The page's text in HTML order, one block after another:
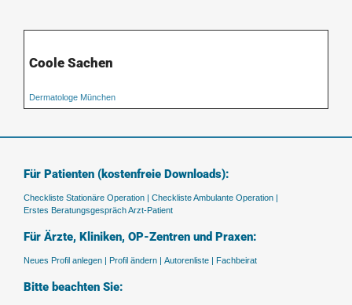
Coole Sachen
Dermatologe München
Für Patienten (kostenfreie Downloads):
Checkliste Stationäre Operation |
Checkliste Ambulante Operation |
Erstes Beratungsgespräch Arzt-Patient
Für Ärzte, Kliniken, OP-Zentren und Praxen:
Neues Profil anlegen | Profil ändern | Autorenliste | Fachbeirat
Bitte beachten Sie: